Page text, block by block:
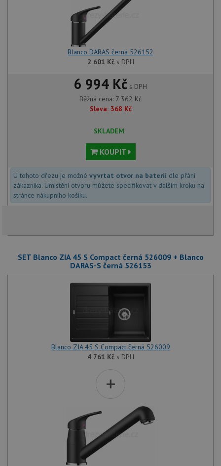
Blanco DARAS černá 526152
2 601 Kčs DPH
6 994 Kč s DPH
Běžná cena: 7 362 Kč
Sleva: 368 Kč
SKLADEM
KOUPIT
U tohoto dřezu je možné vyvrtat otvor na baterii dle přání
zákazníka. Umístění otvoru můžete specifikovat v dalším kroku na
stránce nákupního košíku.
SET Blanco ZIA 45 S Compact černá 526009 + Blanco
DARAS-S černá 526153
Blanco ZIA 45 S Compact černá 526009
4 761 Kčs DPH
+